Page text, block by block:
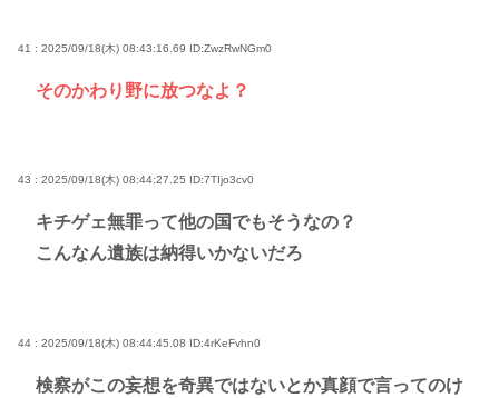
41 : 2025/09/18(木) 08:43:16.69 ID:ZwzRwNGm0
そのかわり野に放つなよ？
43 : 2025/09/18(木) 08:44:27.25 ID:7TIjo3cv0
キチゲェ無罪って他の国でもそうなの？
こんなん遺族は納得いかないだろ
44 : 2025/09/18(木) 08:44:45.08 ID:4rKeFvhn0
検察がこの妄想を奇異ではないとか真顔で言ってのけ